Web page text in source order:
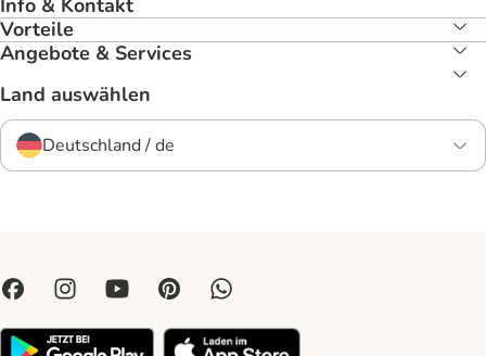
Info & Kontakt
Vorteile
Angebote & Services
Land auswählen
Deutschland / de